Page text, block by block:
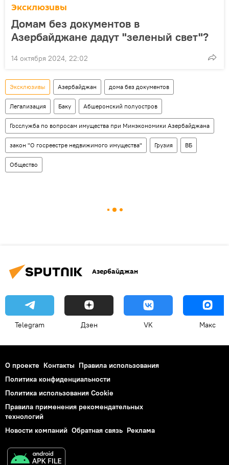
Эксклюзивы
Домам без документов в
Азербайджане дадут "зеленый свет"?
14 октября 2024, 22:02
Эксклюзивы Азербайджан дома без документов
Легализация Баку Абшеронский полуостров
Госслужба по вопросам имущества при Минэкономики Азербайджана
закон "О госреестре недвижимого имущества" Грузия ВБ
Общество
Азербайджан
Telegram Дзен VK Макс
О проекте Контакты Правила использования
Политика конфиденциальности
Политика использования Cookie
Правила применения рекомендательных
технологий
Новости компаний Обратная связь Реклама